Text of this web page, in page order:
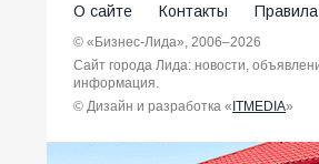
О сайте Контакты Правила
© «Бизнес-Лида», 2006–2026
Сайт города Лида: новости,
информация.
© Дизайн и разработка «ITMEDIA»